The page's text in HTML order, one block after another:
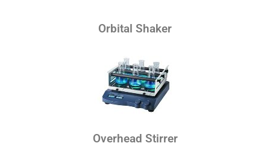
Orbital Shaker
Overhead Stirrer